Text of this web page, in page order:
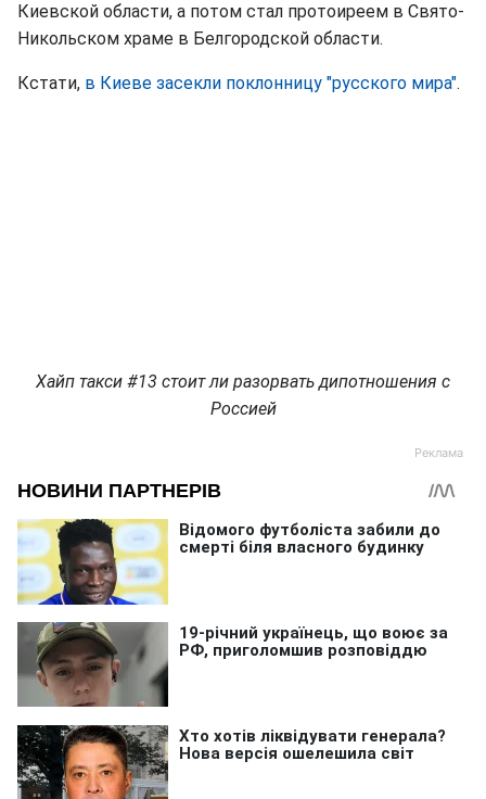
Киевской области, а потом стал протоиреем в Свято-
Никольском храме в Белгородской области.
Кстати, в Киеве засекли поклонницу "русского мира".
Хайп такси #13 cтоит ли разорвать дипотношения с
Россией